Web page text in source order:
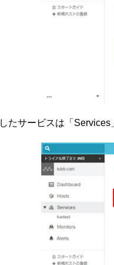
たサービスは「Services